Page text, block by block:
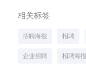
相关标签
招聘海报 招聘
企业招聘 招聘海